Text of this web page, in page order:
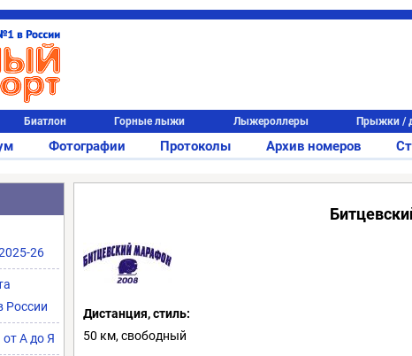
Биатлон Горные лыжи Лыжероллеры Прыжки /
Фотографии Протоколы Архив номеров
26
А до Я
Дистанция, стиль:
50 км, свободный